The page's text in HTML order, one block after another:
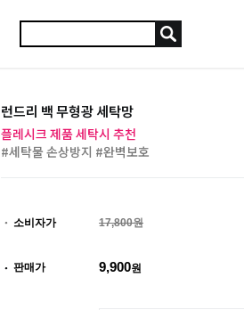
런드리 백 무형광 세탁망
플레시크 제품 세탁시 추천
#세탁물 손상방지 #완벽보호
소비자가 17,800원
판매가 9,900원